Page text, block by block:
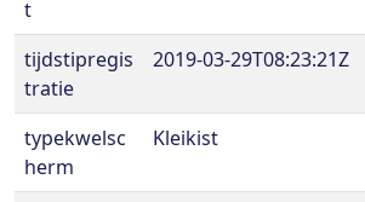
t
tijdstipregis
tratie
2019-03-29T08:23:21Z
typekwelsc
herm
Kleikist